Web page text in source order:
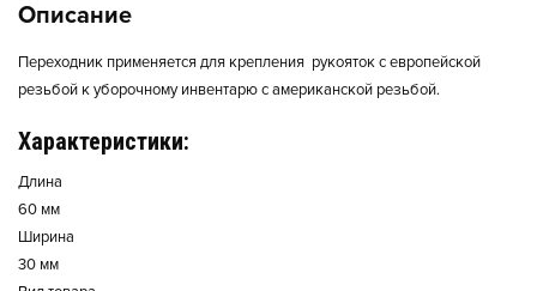
Описание
Переходник применяется для крепления рукояток с европейской
резьбой к уборочному инвентарю с американской резьбой.
Характеристики:
Длина
60 мм
Ширина
30 мм